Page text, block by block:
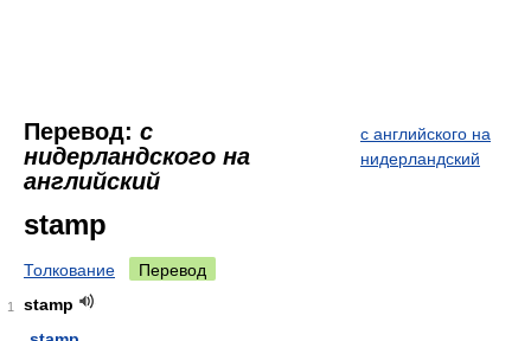
Перевод: с
нидерландского на
английский
с английского на
нидерландский
stamp
Толкование Перевод
1
stamp